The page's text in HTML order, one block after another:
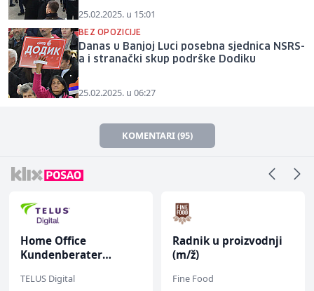
25.02.2025. u 15:01
BEZ OPOZICIJE
Danas u Banjoj Luci posebna sjednica NSRS-
a i stranački skup podrške Dodiku
25.02.2025. u 06:27
KOMENTARI (95)
Home Office
Kundenberater
renommiertes
TELUS Digital
Radnik u proizvodnji
(m/ž)
Fine Food